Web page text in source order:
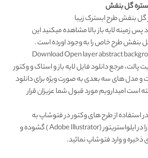
گل بنفش
گل بنفش طرح ابسترک زیبا
پس زمینه لایه بازبالا مشاهده میکنید این
بنفش طرح خاص را به وجود اورده است .
Download Open layer abstract
پالت، مرجعدانلود فایل لایه بازو استاک و وکتور
و مدل های سه بعدی به صورت ویژه برای دانلود
است امیدارویم مورد قبول شما عزیزان قرار
استفاده از طرح های وکتور در فتوشاپ به
مشکل برخوردید , آن را در ایلواستریتور (Adobe Illustrator ) گشوده و
و وارد فتوشاپ نمائید.